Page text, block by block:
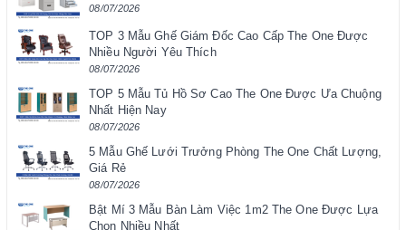
08/07/2026
TOP 3 Mẫu Ghế Giám Đốc Cao Cấp The One Được
Nhiều Người Yêu Thích
08/07/2026
TOP 5 Mẫu Tủ Hồ Sơ Cao The One Được Ưa Chuộng
Nhất Hiện Nay
08/07/2026
5 Mẫu Ghế Lưới Trưởng Phòng The One Chất Lượng,
Giá Rẻ
08/07/2026
Bật Mí 3 Mẫu Bàn Làm Việc 1m2 The One Được Lựa
Chọn Nhiều Nhất